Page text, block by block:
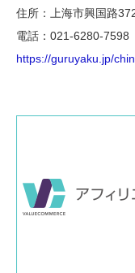
住所：上海市興国路
電話：021-6280-7598
https://guruyaku.jp/